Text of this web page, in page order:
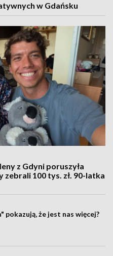
w Gdańsku
z Gdyni poruszyła
100 tys. zł. 90-latka
pokazują, że jest nas więcej?